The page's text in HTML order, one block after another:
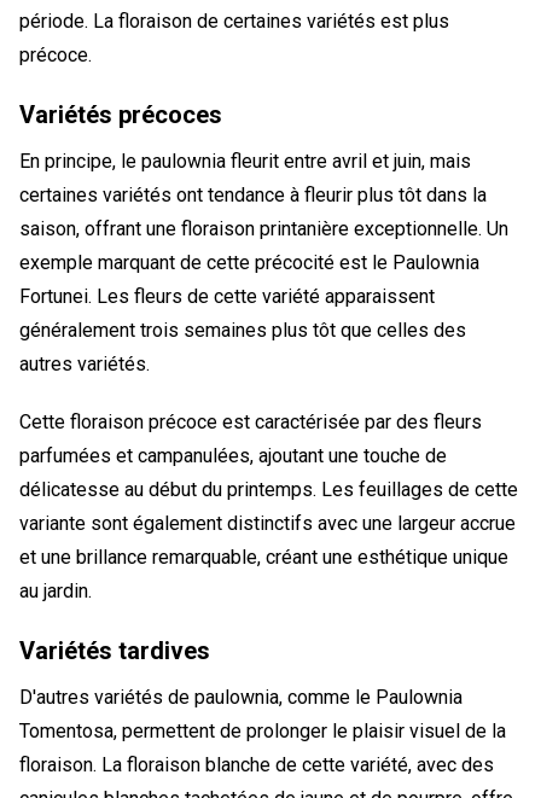
période. La floraison de certaines variétés est plus
précoce.
Variétés précoces
En principe, le paulownia fleurit entre avril et juin, mais
certaines variétés ont tendance à fleurir plus tôt dans la
saison, offrant une floraison printanière exceptionnelle. Un
exemple marquant de cette précocité est le Paulownia
Fortunei. Les fleurs de cette variété apparaissent
généralement trois semaines plus tôt que celles des
autres variétés.
Cette floraison précoce est caractérisée par des fleurs
parfumées et campanulées, ajoutant une touche de
délicatesse au début du printemps. Les feuillages de cette
variante sont également distinctifs avec une largeur accrue
et une brillance remarquable, créant une esthétique unique
au jardin.
Variétés tardives
D'autres variétés de paulownia, comme le Paulownia
Tomentosa, permettent de prolonger le plaisir visuel de la
floraison. La floraison blanche de cette variété, avec des